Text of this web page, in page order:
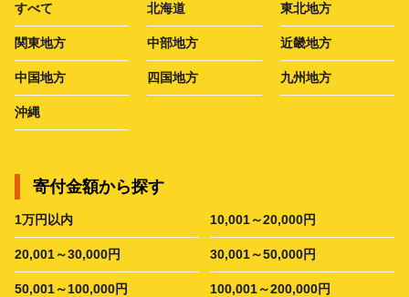
すべて 北海道 東北地方
関東地方 中部地方 近畿地方
中国地方 四国地方 九州地方
沖縄
寄付金額から探す
1万円以内 10,001～20,000円
20,001～30,000円 30,001～50,000円
50,001～100,000円 100,001～200,000円